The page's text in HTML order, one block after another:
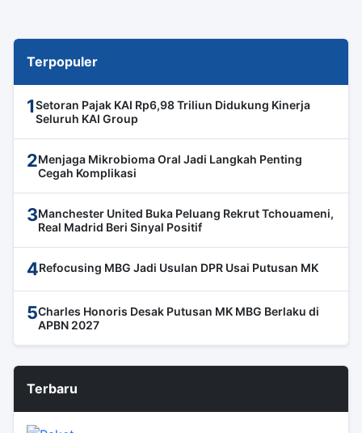
Terpopuler
1Setoran Pajak KAI Rp6,98 Triliun Didukung Kinerja
Seluruh KAI Group
2Menjaga Mikrobioma Oral Jadi Langkah Penting
Cegah Komplikasi
3Manchester United Buka Peluang Rekrut Tchouameni,
Real Madrid Beri Sinyal Positif
4Refocusing MBG Jadi Usulan DPR Usai Putusan MK
5Charles Honoris Desak Putusan MK MBG Berlaku di
APBN 2027
Terbaru